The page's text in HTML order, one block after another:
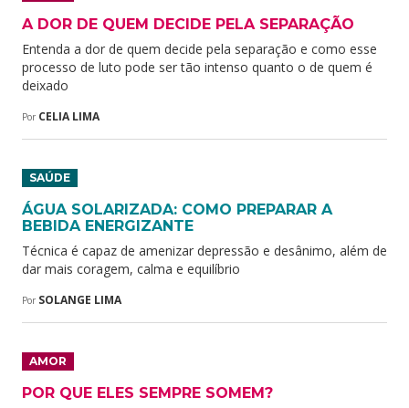
A DOR DE QUEM DECIDE PELA SEPARAÇÃO
Entenda a dor de quem decide pela separação e como esse
processo de luto pode ser tão intenso quanto o de quem é
deixado
Por CELIA LIMA
SAÚDE
ÁGUA SOLARIZADA: COMO PREPARAR A
BEBIDA ENERGIZANTE
Técnica é capaz de amenizar depressão e desânimo, além de
dar mais coragem, calma e equilíbrio
Por SOLANGE LIMA
AMOR
POR QUE ELES SEMPRE SOMEM?